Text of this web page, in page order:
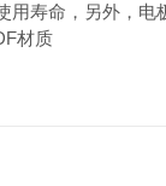
用寿命，另外，电
材质